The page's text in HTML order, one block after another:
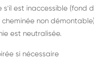
s'il est inaccessible (fond
non
est neutralisée.
si nécessaire